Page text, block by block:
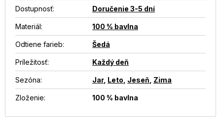
Dostupnosť: Doručenie 3-5 dní
Materiál: 100 % bavlna
Odtiene farieb: Šedá
Príležitosť: Každý deň
Sezóna: Jar, Leto Jeseň Zima
Zloženie: 100 % bavlna